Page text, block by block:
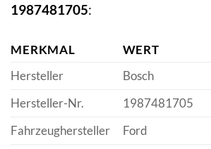
1987481705:
MERKMAL
WERT
Hersteller
Bosch
Hersteller-Nr.
1987481705
Fahrzeughersteller
Ford